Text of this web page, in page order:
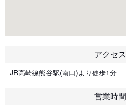
アクセス
JR高崎線熊谷駅(南口)より徒歩1分
営業時間